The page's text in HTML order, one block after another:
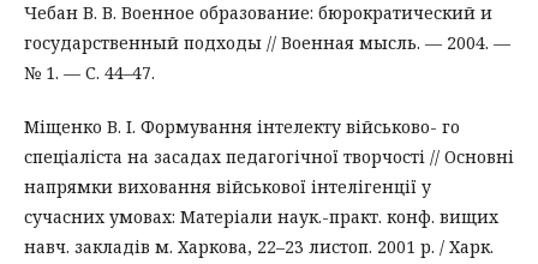
Чебан В. В. Военное образование: бюрократический и
государственный подходы // Военная мысль. — 2004. —
№ 1. — С. 44–47.
Міщенко В. І. Формування інтелекту військово- го
спеціаліста на засадах педагогічної творчості // Основні
напрямки виховання військової інтелігенції у
сучасних умовах: Матеріали наук.-практ. конф. вищих
навч. закладів м. Харкова, 22–23 листоп. 2001 р. / Харк.